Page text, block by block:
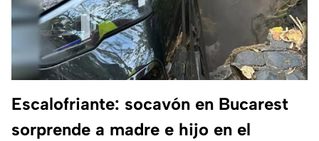
Escalofriante: socavón en Bucarest
sorprende a madre e hijo en el